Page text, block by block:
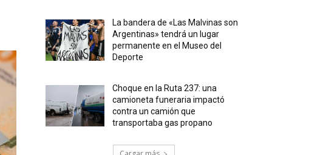
La bandera de «Las Malvinas son
Argentinas» tendrá un lugar
permanente en el Museo del
Deporte
Choque en la Ruta 237: una
camioneta funeraria impactó
contra un camión que
transportaba gas propano